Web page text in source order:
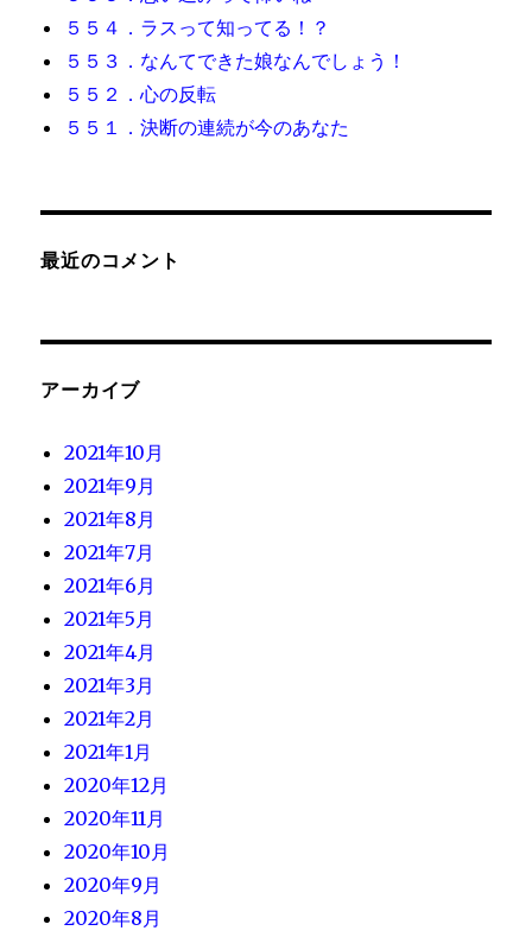
５５４．ラスって知ってる！？
５５３．なんてできた娘なんでしょう！
５５２．心の反転
５５１．決断の連続が今のあなた
最近のコメント
アーカイブ
2021年10月
2021年9月
2021年8月
2021年7月
2021年6月
2021年5月
2021年4月
2021年3月
2021年2月
2021年1月
2020年12月
2020年11月
2020年10月
2020年9月
2020年8月